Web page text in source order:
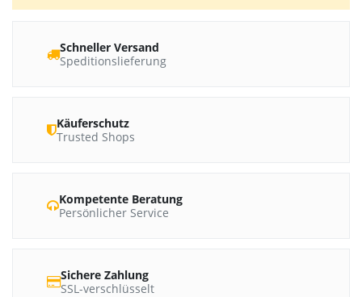
Schneller Versand
Speditionslieferung
Käuferschutz
Trusted Shops
Kompetente Beratung
Persönlicher Service
Sichere Zahlung
SSL-verschlüsselt